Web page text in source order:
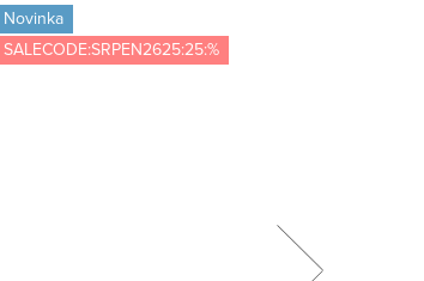
Novinka
SALECODE:SRPEN2625:25:%